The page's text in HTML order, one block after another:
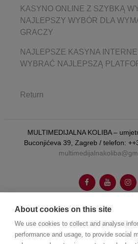
KASYNO ONLINE Z SZYBKĄ
NAJLEPSZY WYBÓR DLA
GRACZY
NAJLEPSZE KASYNA
WYBRAĆ NAJLEPSZĄ
Return
MULTIMEDIJALNA KOLIBA –
Buconjićeva 39, Zagreb / telefon:
autorica vizualnog identiteta:
About cookies on this site
We use cookies to collect and analyse
performance and usage, to provide social